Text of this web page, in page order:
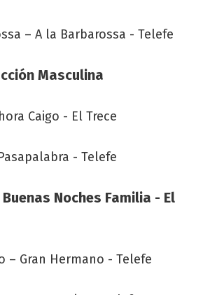
– A la Barbarossa - Telefe
Masculina
Caigo - El Trece
- Telefe
Noches Familia - El
– Gran Hermano - Telefe